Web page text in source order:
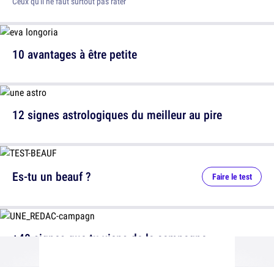
10 avantages à être petite
12 signes astrologiques du meilleur au pire
Es-tu un beauf ? Faire le test
+40 signes que tu viens de la campagne